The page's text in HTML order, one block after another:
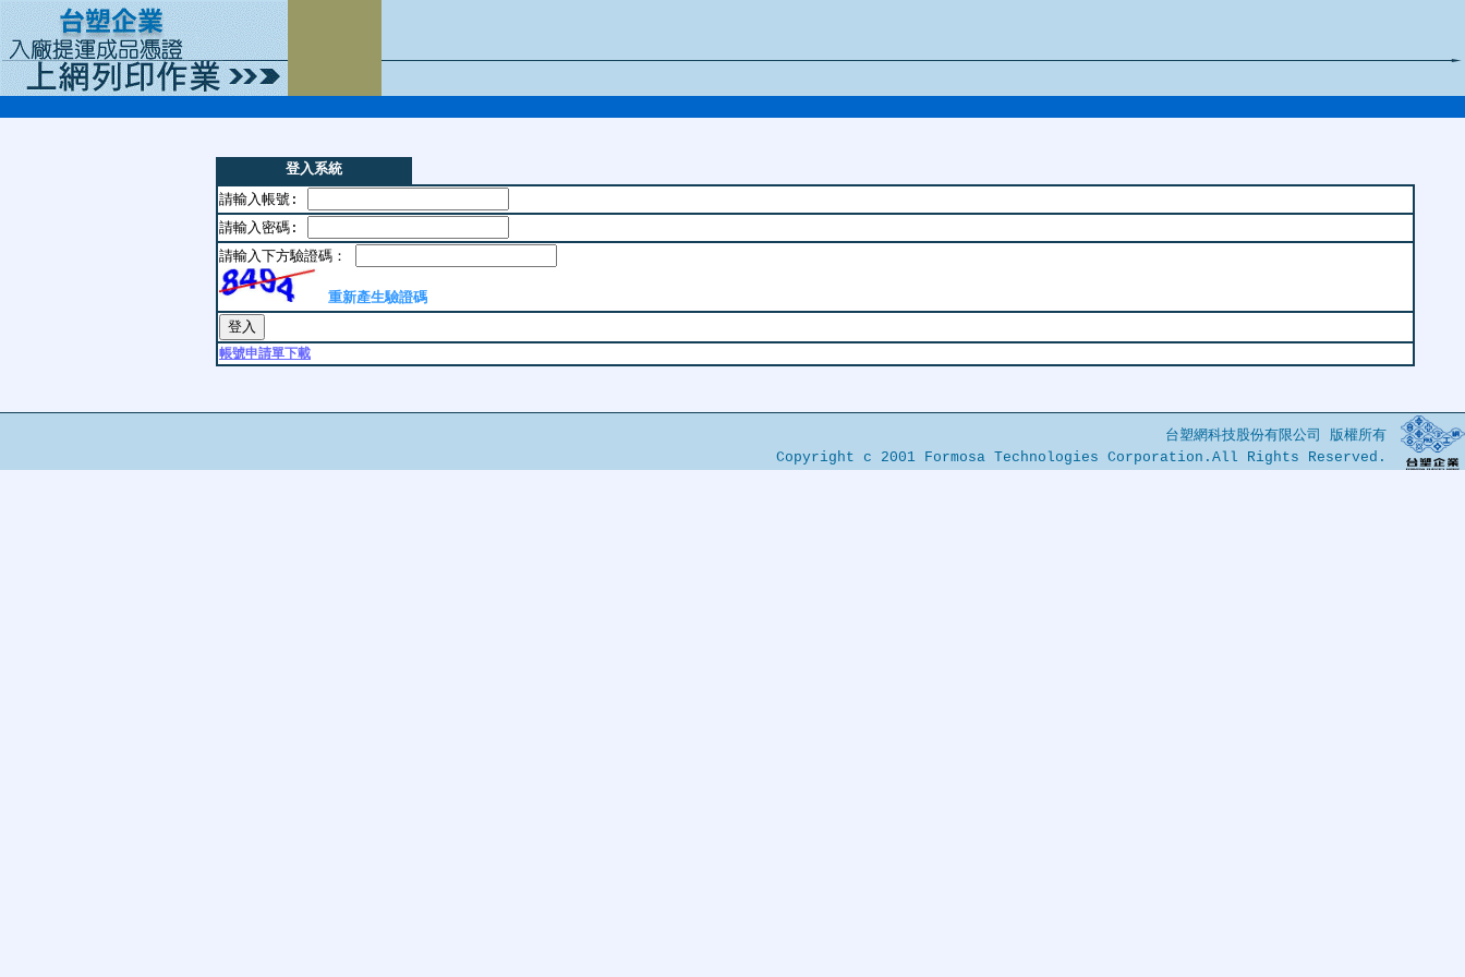
登入系統
請輸入帳號:
請輸入密碼:
請輸入下方驗證碼：
重新產生驗證碼
帳號申請單下載
台塑網科技股份有限公司 版權所有
Copyright c 2001 Formosa Technologies Corporation.All Rights Reserved.